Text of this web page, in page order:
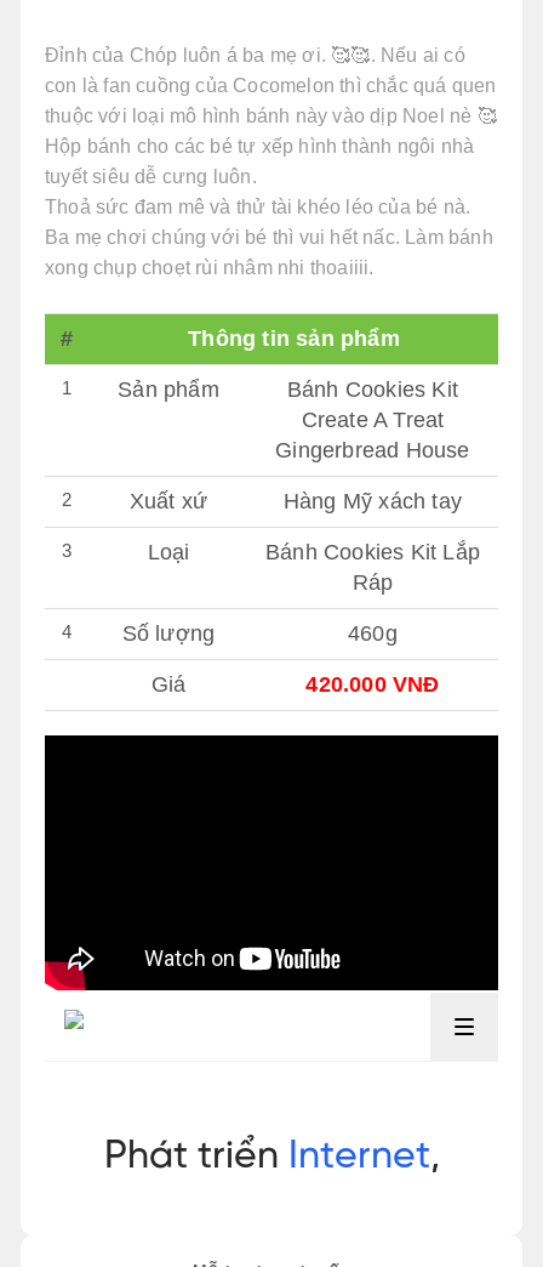
Đỉnh của Chóp luôn á ba mẹ ơi. 🥰🥰. Nếu ai có
con là fan cuồng của Cocomelon thì chắc quá quen
thuộc với loại mô hình bánh này vào dịp Noel nè 🥰
Hộp bánh cho các bé tự xếp hình thành ngôi nhà
tuyết siêu dễ cưng luôn.
Thoả sức đam mê và thử tài khéo léo của bé nà.
Ba mẹ chơi chúng với bé thì vui hết nấc. Làm bánh
xong chụp choẹt rùi nhâm nhi thoaiiii.
# Thông tin sản phẩm
1 Sản phẩm
Bánh Cookies Kit
Create A Treat
Gingerbread House
2 Xuất xứ Hàng Mỹ xách tay
3 Loại
Bánh Cookies Kit Lắp
Ráp
4 Số lượng 460g
Giá 420.000 VNĐ